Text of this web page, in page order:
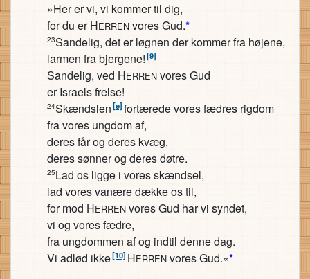
»Her er vi, vi kommer til dig,
for du er HERREN vores Gud.*
23Sandelig, det er løgnen der kommer fra højene,
larmen fra bjergene![9]
Sandelig, ved HERREN vores Gud
er Israels frelse!
24Skændslen[e]fortærede vores fædres rigdom
fra vores ungdom af,
deres får og deres kvæg,
deres sønner og deres døtre.
25Lad os ligge i vores skændsel,
lad vores vanære dække os til,
for mod HERREN vores Gud har vi syndet,
vi og vores fædre,
fra ungdommen af og indtil denne dag.
Vi adlød ikke[10]HERREN vores Gud.«*